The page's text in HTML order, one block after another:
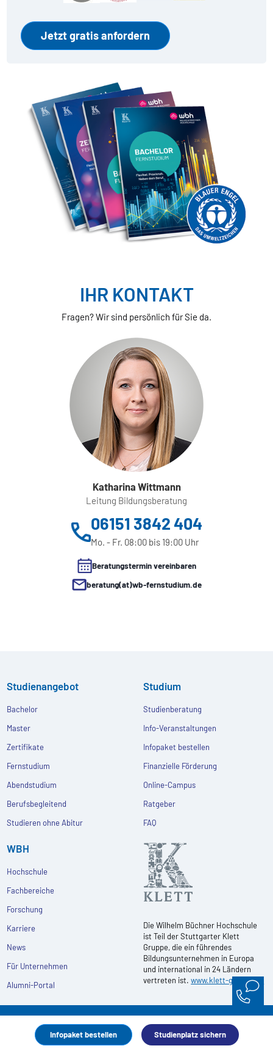
Infopaket bestellen Studienplatz sichern
IHR KONTAKT
Fragen? Wir sind persönlich für Sie da.
Katharina Wittmann
Leitung Bildungsberatung
06151 3842 404
Mo. - Fr. 08:00 bis 19:00 Uhr
Beratungstermin vereinbaren
beratung(at)wb-fernstudium.de
Studienangebot
Bachelor
Master
Zertifikate
Fernstudium
Abendstudium
Berufsbegleitend
Studieren ohne Abitur
Studium
Studienberatung
Info-Veranstaltungen
Infopaket bestellen
Finanzielle Förderung
Online-Campus
Ratgeber
FAQ
WBH
Hochschule
Fachbereiche
Forschung
Karriere
News
Für Unternehmen
Alumni-Portal
Die Wilhelm Büchner Hochschule
ist Teil der Stuttgarter Klett
Gruppe, die ein führendes
Bildungsunternehmen in Europa
und international in 24 Ländern
vertreten ist.www.klett-gruppe.de
Folgen Sie uns